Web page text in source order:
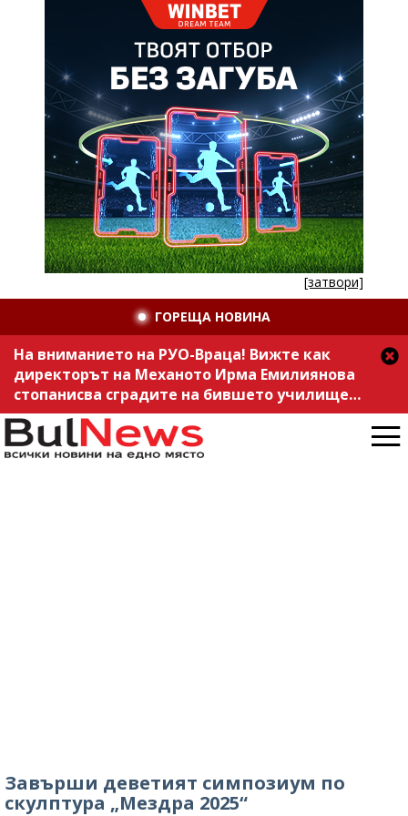
[затвори]
ГОРЕЩА НОВИНА
На вниманието на РУО-Враца! Вижте как
директорът на Механото Ирма Емилиянова
стопанисва сградите на бившето училище
„Антон Иванов“, ситуацията е скандална /
снимки/
Завърши деветият симпозиум по
скулптура „Мездра 2025“